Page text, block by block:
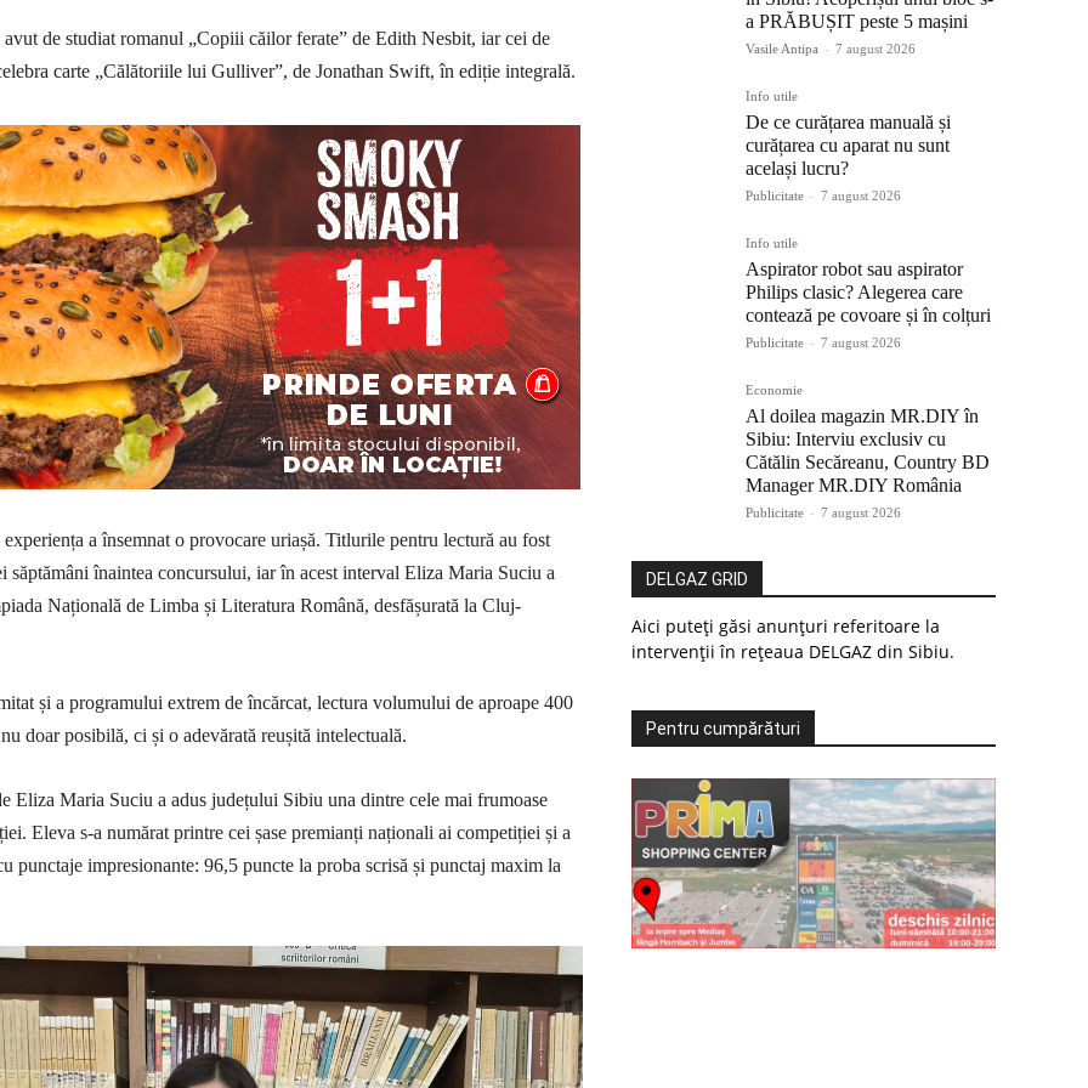
de studiat romanul „Copiii căilor ferate” de Edith Nesbit, iar cei de
carte „Călătoriile lui Gulliver”, de Jonathan Swift, în ediție integrală.
a însemnat o provocare uriașă. Titlurile pentru lectură au fost
săptămâni înaintea concursului, iar în acest interval Eliza Maria Suciu a
Națională de Limba și Literatura Română, desfășurată la Cluj-
și a programului extrem de încărcat, lectura volumului de aproape 400
doar posibilă, ci și o adevărată reușită intelectuală.
Eliza Maria Suciu a adus județului Sibiu una dintre cele mai frumoase
Eleva s-a numărat printre cei șase premianți naționali ai competiției și a
punctaje impresionante: 96,5 puncte la proba scrisă și punctaj maxim la
a PRĂBUȘIT peste 5 mașini
Vasile Antipa - 7 august 2026
Info utile
De ce curățarea manuală și
curățarea cu aparat nu sunt
același lucru?
Publicitate - 7 august 2026
Info utile
Aspirator robot sau aspirator
Philips clasic? Alegerea care
contează pe covoare și în colțuri
Publicitate - 7 august 2026
Economie
Al doilea magazin MR.DIY în
Sibiu: Interviu exclusiv cu
Cătălin Secăreanu, Country BD
Manager MR.DIY România
Publicitate - 7 august 2026
DELGAZ GRID
Aici puteți găsi anunțuri referitoare la
intervenții în rețeaua DELGAZ din Sibiu.
Pentru cumpărături